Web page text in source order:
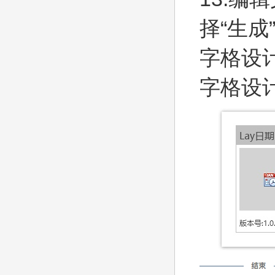
择“生
字格设
字格设